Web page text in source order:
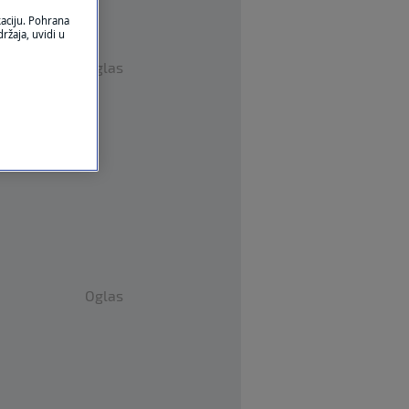
Oglas
Oglas
Pohrana
uvidi u